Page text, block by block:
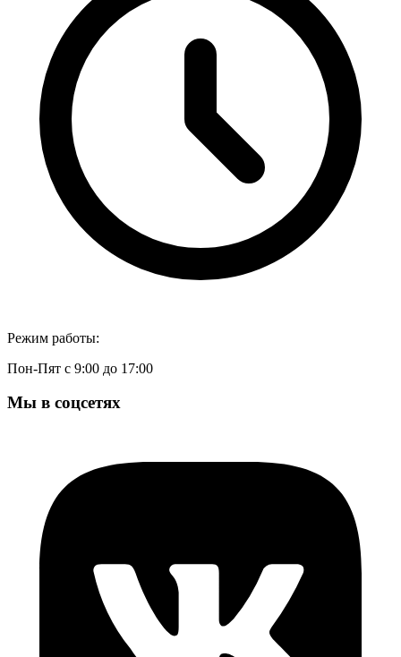
Режим работы:
Пон-Пят с 9:00 до 17:00
Мы в соцсетях